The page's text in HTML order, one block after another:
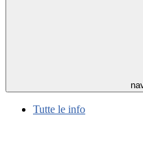
Tutte le info